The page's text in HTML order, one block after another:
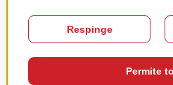
Aspecte de care să ții cont atunci
pentru locația ta